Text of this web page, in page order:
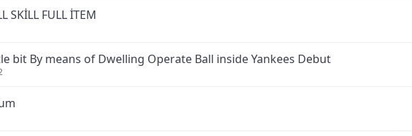
SKİLL FULL İTEM
bit By means of Dwelling Operate Ball inside Yankees Debut